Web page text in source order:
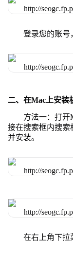
登录您的账号
二、在Mac上安装
方法一：打开
接在搜索框内搜索
并安装。
在右上角下拉